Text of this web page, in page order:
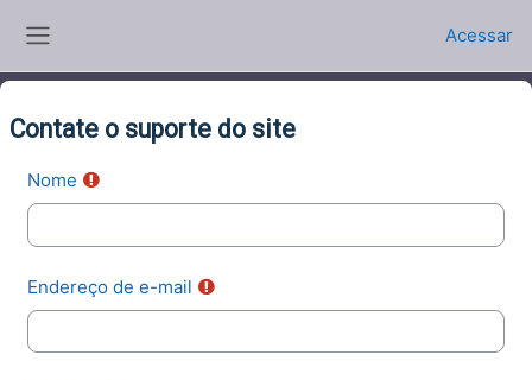
Acessar
Contate o suporte do site
Nome
Endereço de e-mail